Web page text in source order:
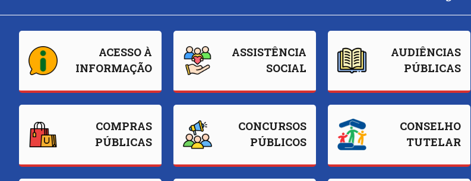
Fotos: Vagner Caliman
comunicacao@iuna.es.gov.br
ACESSO À
INFORMAÇÃO
ASSISTÊNCIA
SOCIAL
AUDIÊNCIAS
PÚBLICAS
COMPRAS
PÚBLICAS
CONCURSOS
PÚBLICOS
CONSELHO
TUTELAR